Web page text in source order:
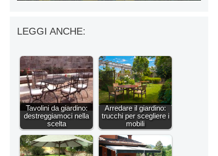
LEGGI ANCHE:
Tavolini da giardino:
destreggiamoci nella
scelta
Arredare il giardino:
trucchi per scegliere i
mobili